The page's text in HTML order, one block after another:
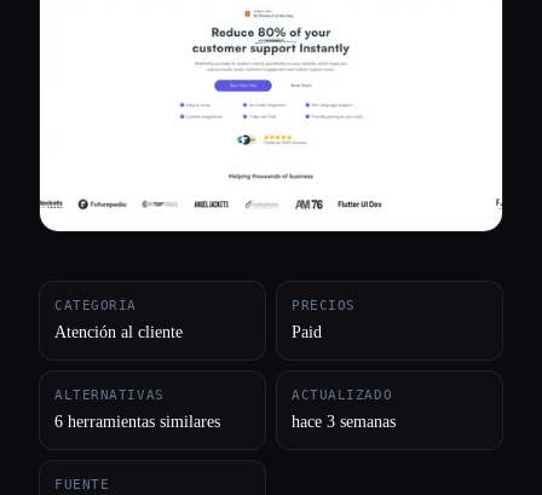
Comparar herramientas
Todas las categorías
CATEGORÍA
Atención al cliente
PRECIOS
Paid
ALTERNATIVAS
6 herramientas similares
ACTUALIZADO
hace 3 semanas
FUENTE